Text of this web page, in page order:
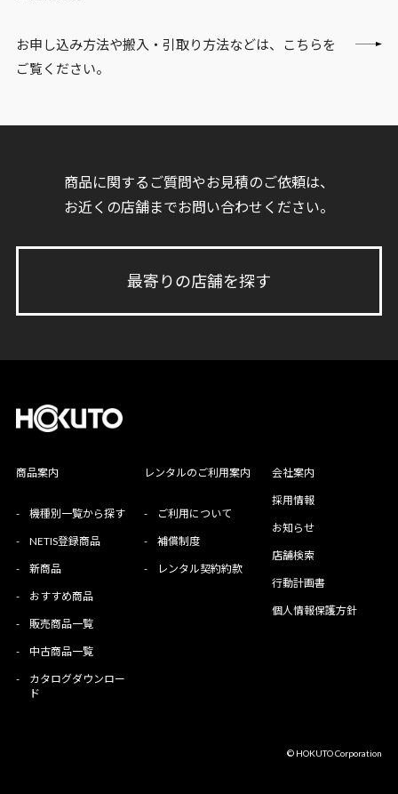
お申し込み方法や搬入・引取り方法などは、こちらを
ご覧ください。
商品に関するご質問やお見積のご依頼は、
お近くの店舗までお問い合わせください。
最寄りの店舗を探す
商品案内
- 機種別一覧から探す
- NETIS登録商品
- 新商品
- おすすめ商品
- 販売商品一覧
- 中古商品一覧
-
カタログダウンロー
ド
レンタルのご利用案内
- ご利用について
- 補償制度
- レンタル契約約款
会社案内
採用情報
お知らせ
店舗検索
行動計画書
個人情報保護方針
© HOKUTO Corporation